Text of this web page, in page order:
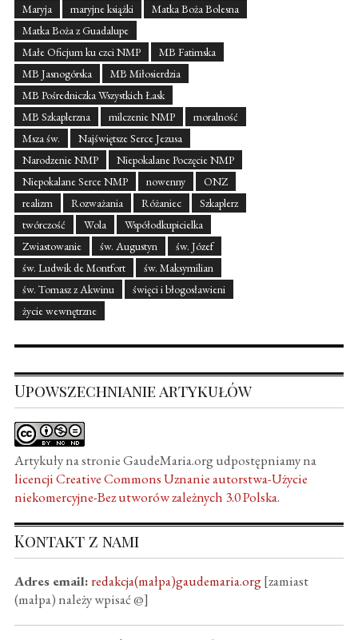
Maryja
maryjne książki
Matka Boża Bolesna
Matka Boża z Guadalupe
Małe Oficjum ku czci NMP
MB Fatimska
MB Jasnogórska
MB Miłosierdzia
MB Pośredniczka Wszystkich Łask
MB Szkaplerzna
milczenie NMP
moralność
Msza św.
Najświętsze Serce Jezusa
Narodzenie NMP
Niepokalane Poczęcie NMP
Niepokalane Serce NMP
nowenny
ONZ
realizm
Rozważania Różaniec
Szkaplerz
twórczość
Wola
Współodkupicielka
Zwiastowanie
św. Augustyn
św. Józef
św. Ludwik de Montfort
św. Maksymilian
św. Tomasz z Akwinu
święci i błogosławieni
życie wewnętrzne
Upowszechnianie artykułów
Artykuły na stronie GaudeMaria.org udpostępniamy na
licencji Creative Commons Uznanie autorstwa-Użycie
niekomercyjne-Bez utworów zależnych 3.0 Polska.
Kontakt z nami
Adres email: redakcja(małpa)gaudemaria.org[zamiast
(małpa) należy wpisać @]